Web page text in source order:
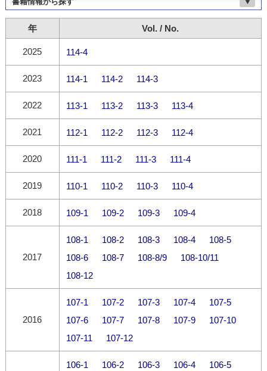
年 Vol. / No.
2025 114-4
2023 114-1 114-2 114-3
2022 113-1 113-2 113-3 113-4
2021 112-1 112-2 112-3 112-4
2020 111-1 111-2 111-3 111-4
2019 110-1 110-2 110-3 110-4
2018 109-1 109-2 109-3 109-4
2017
108-1 108-2 108-3 108-4
108-5
108-6
108-7 108-8/9
108-10/11
108-12
2016
107-1 107-2 107-3 107-4
107-5
107-6
107-7 107-8 107-9
107-10
107-11
107-12
106-1 106-2 106-3 106-4
106-5